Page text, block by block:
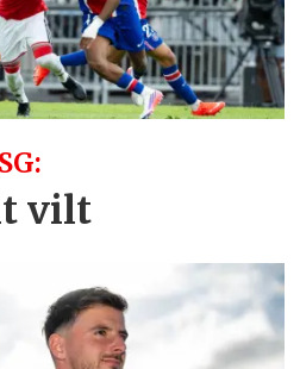
vilt